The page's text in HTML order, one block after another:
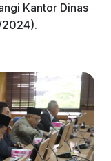
Kantor Dinas
2024).